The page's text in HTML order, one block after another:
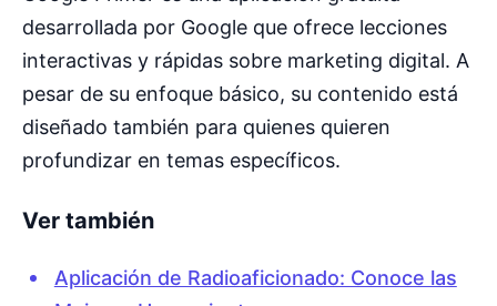
desarrollada por Google que ofrece lecciones
interactivas y rápidas sobre marketing digital. A
pesar de su enfoque básico, su contenido está
diseñado también para quienes quieren
profundizar en temas específicos.
Ver también
Aplicación de Radioaficionado: Conoce las